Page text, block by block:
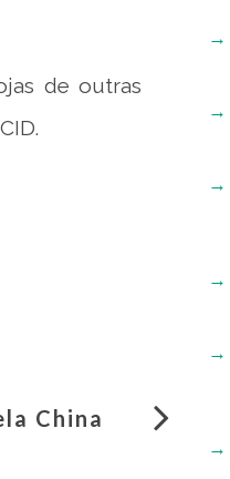
de outras
China